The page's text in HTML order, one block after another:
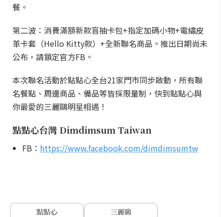
餐。
第二波：消費滿額新款盲抽卡包+指定加碼小物+電繡皮
革卡套（Hello Kitty款）+全新聯名商品。推出日期尚未
公布，請鎖定官方FB。
本次聯名活動於點點心全台21家門市同步啟動，所有聯
名餐點、周邊商品、備品等皆採限量制，快到點點心與
你最愛的三麗鷗明星相遇！
點點心台灣 Dimdimsum Taiwan
FB： https://www.facebook.com/dimdimsumtw
點點心
三麗鷗